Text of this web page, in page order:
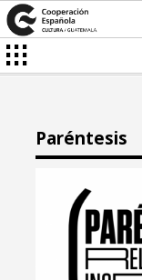
Paréntesis